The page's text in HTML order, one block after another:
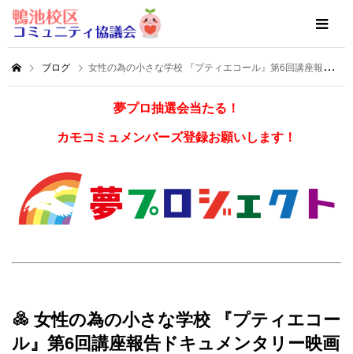
ブログ 女性の為の小さな学校 『プティエコール』第6回講座報告ドキュメンタリー映画『かみさまとのやくそく』上映会
夢プロ抽選会当たる！
カモコミュメンバーズ登録お願いします！
女性の為の小さな学校 『プティエコー
ル』第6回講座報告ドキュメンタリー映画